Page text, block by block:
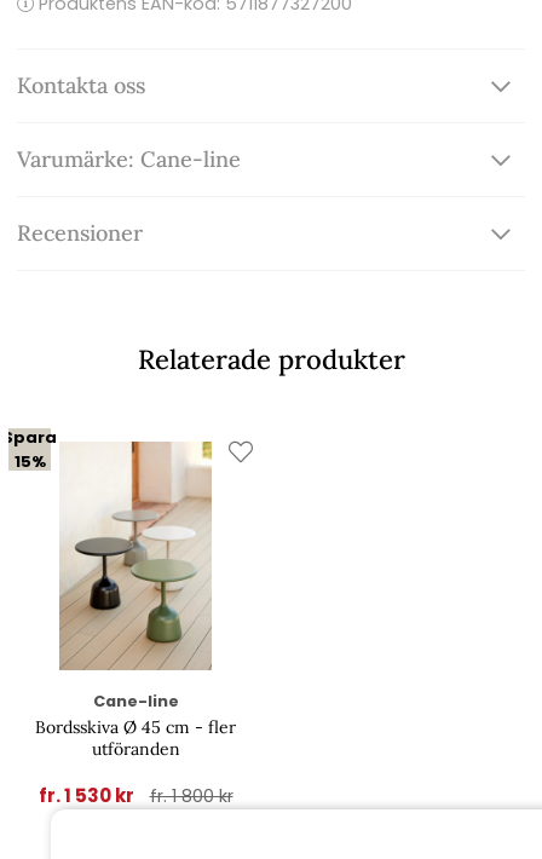
Kontakta oss
Varumärke: Cane-line
Recensioner
Relaterade produkter
Spara
15%
Cane-line
Bordsskiva Ø 45 cm - fler
utföranden
fr. 1 530 kr fr. 1 800 kr